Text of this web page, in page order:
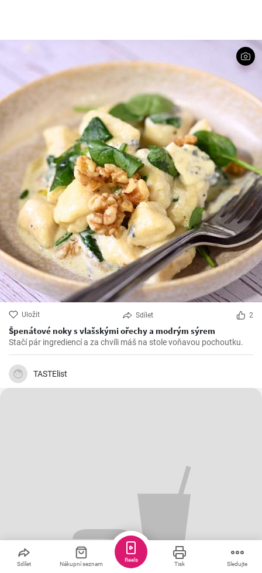
Uložit Sdílet 2
Špenátové noky s vlašskými ořechy a modrým sýrem
Stačí pár ingrediencí a za chvíli máš na stole voňavou pochoutku.
TASTElist
Sdílet Nákupní seznam Tisk Sledujte
Reels